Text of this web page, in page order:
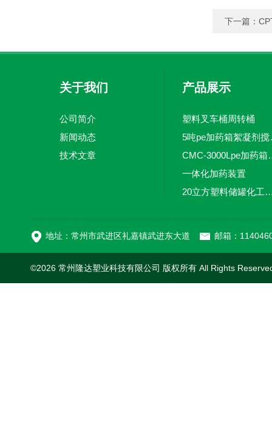
下一篇：
关于我们
公司简介
新闻动态
技术文章
产品展示
塑料叉车桶周转桶
5吨pe
CMC-
一体化加药装置
20立方塑料储罐化工储
地址：常州市武进区礼嘉镇武进东大道 邮箱：
©2026 常州隆达塑业科技有限公司 版权所有 All Rights